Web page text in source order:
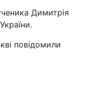
Димитрія
повідомили